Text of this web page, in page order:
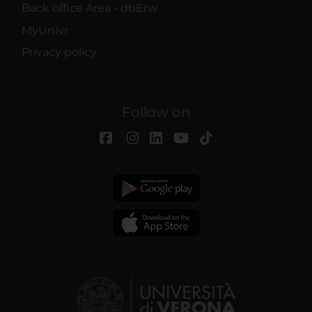
Back office Area - dbErw
MyUnivr
Privacy policy
Follow on